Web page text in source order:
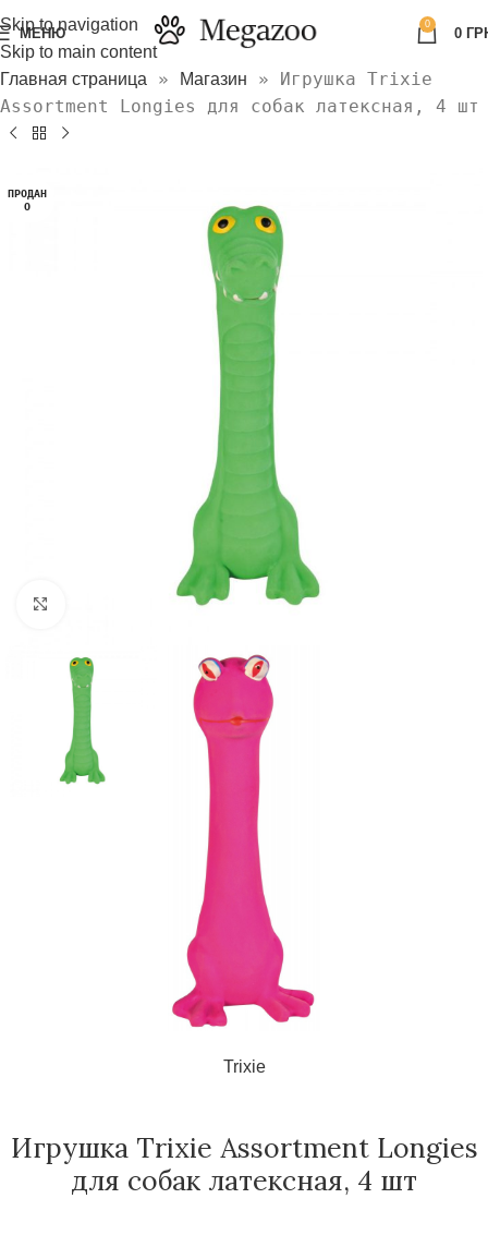
Skip to navigation
Skip to main content
МЕНЮ
0
0
Главная страница » Магазин » Игрушка Trixie
Assortment Longies для собак латексная, 4 шт
ПРОДАН
О
Нажмите, чтобы увеличить
Trixie
Игрушка Trixie Assortment Longies
для собак латексная, 4 шт